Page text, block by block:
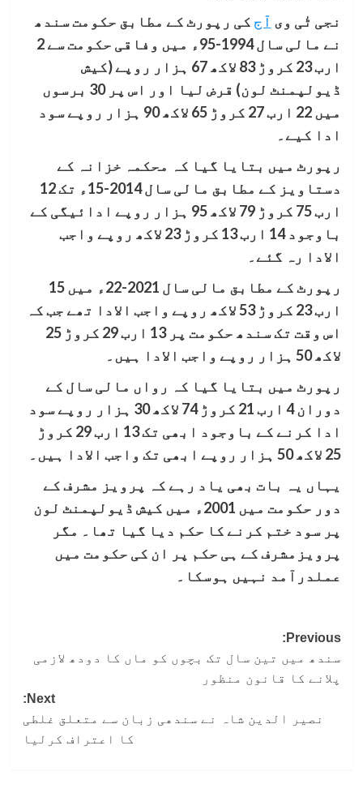
نجی ٹٰی وی آج کی رپورٹ کے مطابق حکومت سندھ
نے مالی سال 1994-95ء میں وفاقی حکومت سے 2
ارب 23 کروڑ 83 لاکھ 67 ہزار روپے (کیش
ڈیولپمنٹ لون) قرض لیا اور اس پر 30 برسوں
میں 22 ارب 27 کروڑ 65 لاکھ 90 ہزار روپے سود
ادا کیے۔
رپورٹ میں بتایا گیا کہ محکمہ خزانہ کے
دستاویز کے مطابق مالی سال 2014-15ء تک 12
ارب 75 کروڑ 79 لاکھ 95 ہزار روپے ادائیگی کے
باوجود 14 ارب 13 کروڑ 23 لاکھ روپے واجب
الادا رہ گئے۔
رپورٹ کے مطابق مالی سال 2021-22ء میں 15
ارب 23 کروڑ 53 لاکھ روپے واجب الادا تھے جب کہ
اس وقت تک سندھ حکومت پر 13 ارب 29 کروڑ 25
لاکھ 50 ہزار روپے واجب الادا ہیں۔
رپورٹ میں بتایا گیا کہ رواں مالی سال کے
دوران 4 ارب 21 کروڑ 74 لاکھ 30 ہزار روپے سود
ادا کرنے کے باوجود ابھی تک 13 ارب 29 کروڑ
25 لاکھ 50 ہزار روپے ابھی تک واجب الادا ہیں۔
یہاں یہ بات بھی یاد رہے کہ پرویز مشرف کے
دور حکومت میں 2001ء میں کیش ڈیولپمنٹ لون
پر سود ختم کرنے کا حکم دیا گیا تھا۔ مگر
پرویزمشرف کے ہی حکم پر ان کی حکومت میں
عملدرآمد نہیں ہوسکا۔
Post
navigation
Previous:
سندھ میں تین سال تک بچوں کو ماں کا دودھ لازمی
پلانے کا قانون منظور
Next:
نصیر الدین شاہ نے سندھی زبان سے متعلق غلطی
کا اعتراف کرلیا